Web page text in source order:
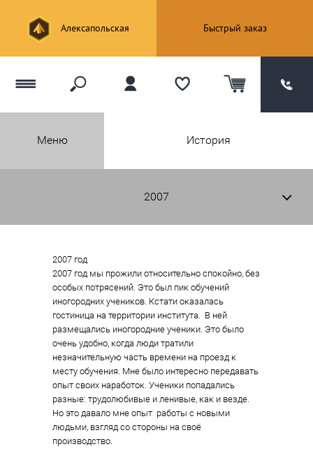
Алексапольская Быстрый заказ
Меню История
2007 год
2007 год мы прожили относительно спокойно, без
особых потрясений. Это был пик обучений
иногородних учеников. Кстати оказалась
гостиница на территории института.  В ней
размещались иногородние ученики. Это было
очень удобно, когда люди тратили
незначительную часть времени на проезд к
месту обучения. Мне было интересно передавать
опыт своих наработок. Ученики попадались
разные: трудолюбивые и ленивые, как и везде.
Но это давало мне опыт  работы с новыми
людьми, взгляд со стороны на своё